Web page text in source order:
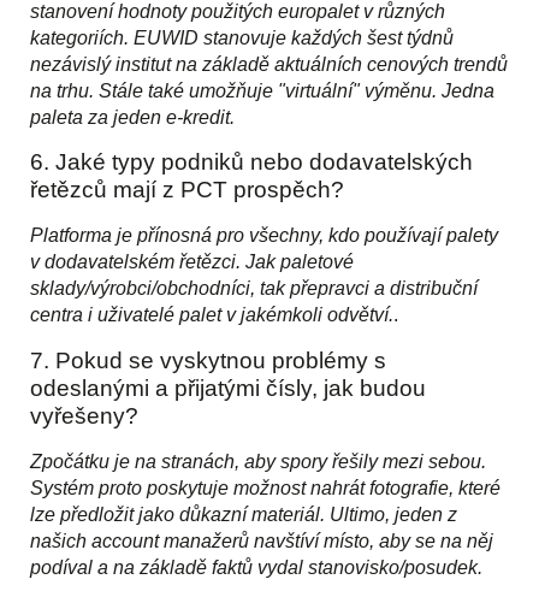
stanovení hodnoty použitých europalet v různých
kategoriích. EUWID stanovuje každých šest týdnů
nezávislý institut na základě aktuálních cenových trendů
na trhu. Stále také umožňuje "virtuální" výměnu. Jedna
paleta za jeden e-kredit.
6. Jaké typy podniků nebo dodavatelských
řetězců mají z PCT prospěch?
Platforma je přínosná pro všechny, kdo používají palety
v dodavatelském řetězci. Jak paletové
sklady/výrobci/obchodníci, tak přepravci a distribuční
centra i uživatelé palet v jakémkoli odvětví..
7. Pokud se vyskytnou problémy s
odeslanými a přijatými čísly, jak budou
vyřešeny?
Zpočátku je na stranách, aby spory řešily mezi sebou.
Systém proto poskytuje možnost nahrát fotografie, které
lze předložit jako důkazní materiál. Ultimo, jeden z
našich account manažerů navštíví místo, aby se na něj
podíval a na základě faktů vydal stanovisko/posudek.